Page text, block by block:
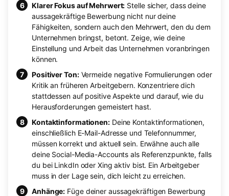
Klarer Fokus auf Mehrwert: Stelle sicher, dass deine
aussagekräftige Bewerbung nicht nur deine
Fähigkeiten, sondern auch den Mehrwert, den du dem
Unternehmen bringst, betont. Zeige, wie deine
Einstellung und Arbeit das Unternehmen voranbringen
können.
Positiver Ton:Vermeide negative Formulierungen oder
Kritik an früheren Arbeitgebern. Konzentriere dich
stattdessen auf positive Aspekte und darauf, wie du
Herausforderungen gemeistert hast.
Kontaktinformationen:Deine Kontaktinformationen,
einschließlich E-Mail-Adresse und Telefonnummer,
müssen korrekt und aktuell sein. Erwähne auch alle
deine Social-Media-Accounts als Referenzpunkte, falls
du bei LinkdIn oder Xing aktiv bist. Ein Arbeitgeber
muss in der Lage sein, dich leicht zu erreichen.
Anhänge: Füge deiner aussagekräftigen Bewerbung